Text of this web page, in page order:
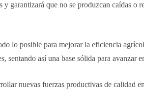
y garantizará que no se produzcan caídas o
lo posible para mejorar la eficiencia
sentando así una base sólida para avanzar
nuevas fuerzas productivas de calidad